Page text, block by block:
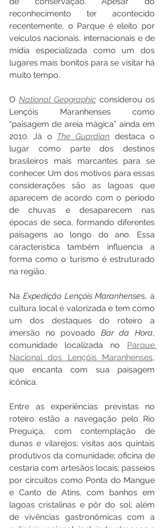
reconhecimento ter acontecido
recentemente, o Parque é eleito por
veículos nacionais, internacionais e de
mídia especializada como um dos
lugares mais bonitos para se visitar há
muito tempo.
O National Geographic considerou os
Lençóis Maranhenses como
“paisagem de areia mágica” ainda em
2010. Já o The Guardian destaca o
lugar como parte dos destinos
brasileiros mais marcantes para se
conhecer. Um dos motivos para essas
considerações são as lagoas que
aparecem de acordo com o período
de chuvas e desaparecem nas
épocas de seca, formando diferentes
paisagens ao longo do ano. Essa
característica também influencia a
forma como o turismo é estruturado
na região.
Na Expedição Lençóis Maranhenses, a
cultura local é valorizada e tem como
um dos destaques do roteiro a
imersão no povoado Bar da Hora,
comunidade localizada no Parque
Nacional dos Lençóis Maranhenses,
que encanta com sua paisagem
icônica.
Entre as experiências previstas no
roteiro estão a navegação pelo Rio
Preguiça, com contemplação de
dunas e vilarejos; visitas aos quintais
produtivos da comunidade; oficina de
cestaria com artesãos locais; passeios
por circuitos como Ponta do Mangue
e Canto de Atins, com banhos em
lagoas cristalinas e pôr do sol; além
de vivências gastronômicas com a